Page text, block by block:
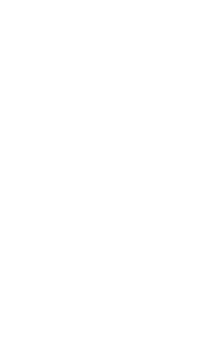
Amiante Parties Privatives
de pollution des sols ERPS
Carrez
visuel amiante après travaux